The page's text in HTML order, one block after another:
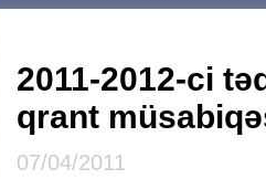
2011-2012-ci
qrant
07/04/2011